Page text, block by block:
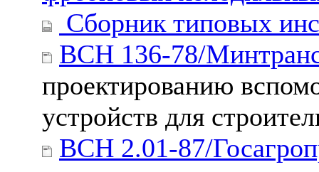
Сборник типовых
ВСН 136-78/
проектированию
устройств для
ВСН 2.01-87/